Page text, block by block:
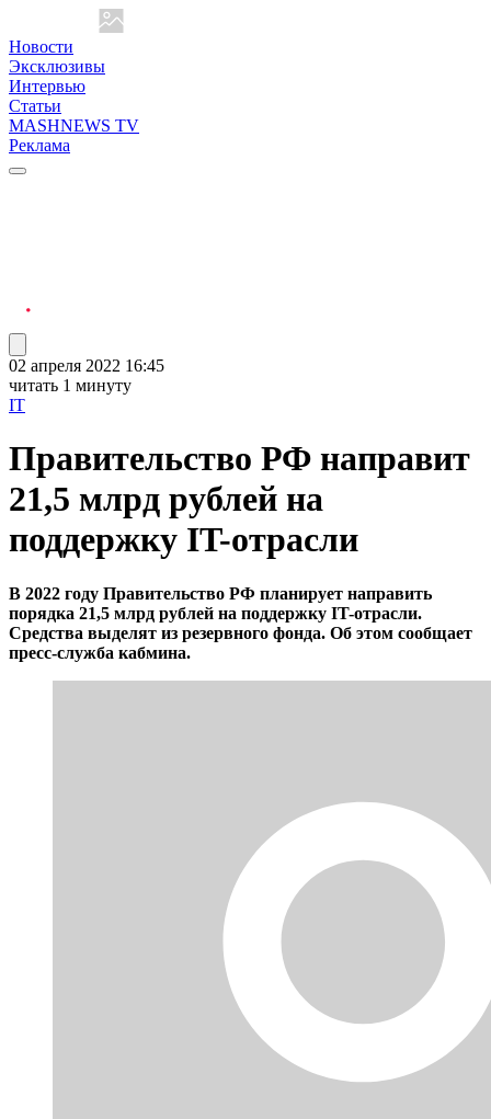
Новости
Эксклюзивы
Интервью
Статьи
MASHNEWS TV
Реклама
02 апреля 2022 16:45
читать 1 минуту
IT
Правительство РФ направит
21,5 млрд рублей на
поддержку IT-отрасли
В 2022 году Правительство РФ планирует направить
порядка 21,5 млрд рублей на поддержку IT-отрасли.
Средства выделят из резервного фонда. Об этом сообщает
пресс-служба кабмина.